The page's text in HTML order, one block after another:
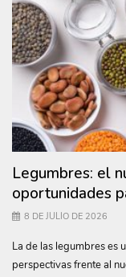
Legumbres: el
oportunidades
8 DE JULIO DE 2026
La de las legumbres es
perspectivas frente al